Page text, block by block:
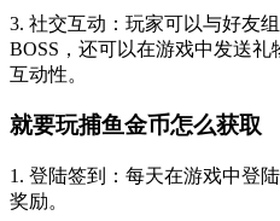
3. 社交互动：玩家可以与好友
BOSS，还可以在游戏中发送
互动性。
就要玩捕鱼金币怎么获取
1. 登陆签到：每天在游戏中登
奖励。